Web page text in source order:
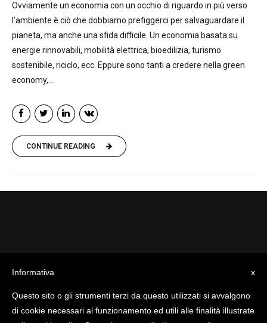
Ovviamente un economia con un occhio di riguardo in più verso
l’ambiente è ciò che dobbiamo prefiggerci per salvaguardare il
pianeta, ma anche una sfida difficile. Un economia basata su
energie rinnovabili, mobilità elettrica, bioedilizia, turismo
sostenibile, riciclo, ecc. Eppure sono tanti a credere nella green
economy,...
CONTINUE READING
Designed byENKEY
x
Informativa
Questo sito o gli strumenti terzi da questo utilizzati si avvalgono
di cookie necessari al funzionamento ed utili alle finalità illustrate